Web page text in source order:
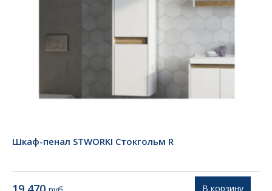
Шкаф-пенал STWORKI Стокгольм R
В корзину